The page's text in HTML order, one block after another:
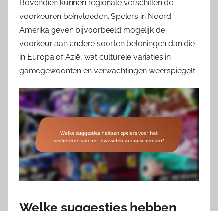
Bovendien kunnen regionale verschillen de
voorkeuren beïnvloeden. Spelers in Noord-
Amerika geven bijvoorbeeld mogelijk de
voorkeur aan andere soorten beloningen dan die
in Europa of Azië, wat culturele variaties in
gamegewoonten en verwachtingen weerspiegelt.
Welke suggesties hebben